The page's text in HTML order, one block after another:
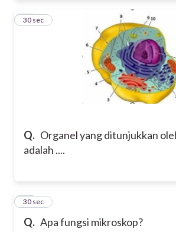
Q. Organel yang ditunjukkan
adalah ....
11
30 sec
Q. Apa fungsi mikroskop?
12
30 sec